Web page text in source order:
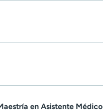
en Asistente Médico